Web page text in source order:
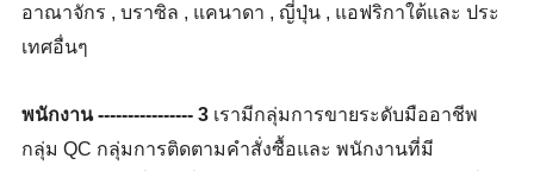
อาณาจักร , บราซิล , แคนาดา , ญี่ปุ่น , แอฟริกาใต้และ ประ
เทศอื่นๆ
พนักงาน ---------------- 3 เรามีกลุ่มการขายระดับมืออาชีพ
กลุ่ม QC กลุ่มการติดตามคำสั่งซื้อและ พนักงานที่มี